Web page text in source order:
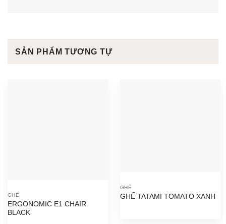
SẢN PHẨM TƯƠNG TỰ
GHẾ
ERGONOMIC E1 CHAIR
BLACK
GHẾ
GHẾ TATAMI TOMATO XANH